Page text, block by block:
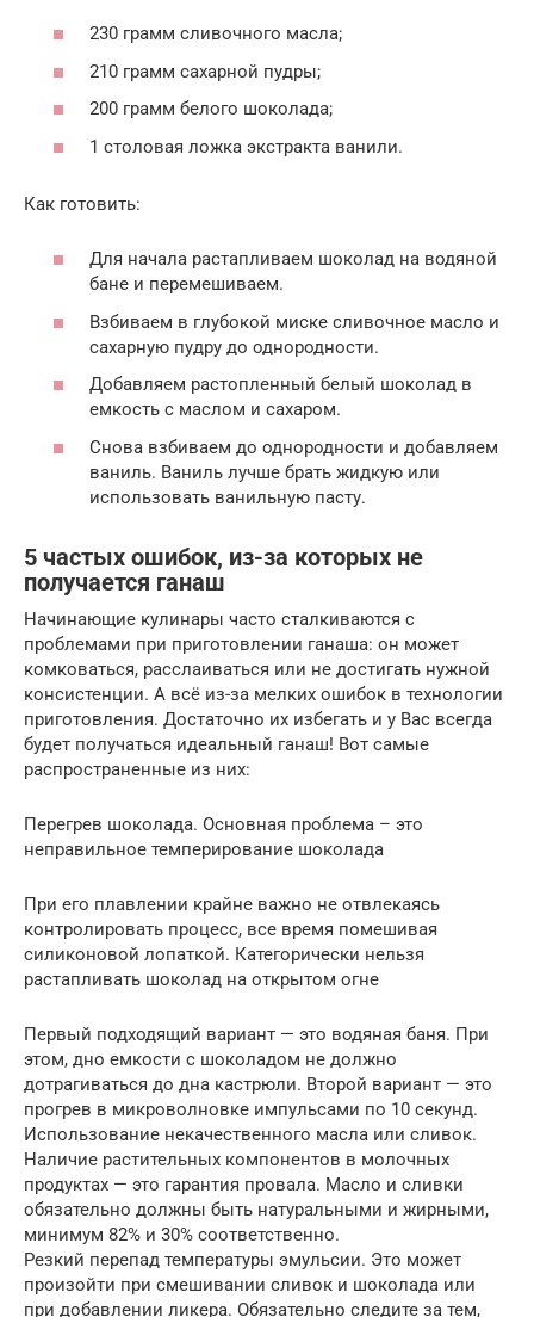
230 грамм сливочного масла;
210 грамм сахарной пудры;
200 грамм белого шоколада;
1 столовая ложка экстракта ванили.
Как готовить:
Для начала растапливаем шоколад на водяной
бане и перемешиваем.
Взбиваем в глубокой миске сливочное масло и
сахарную пудру до однородности.
Добавляем растопленный белый шоколад в
емкость с маслом и сахаром.
Снова взбиваем до однородности и добавляем
ваниль. Ваниль лучше брать жидкую или
использовать ванильную пасту.
5 частых ошибок, из-за которых не
получается ганаш
Начинающие кулинары часто сталкиваются с
проблемами при приготовлении ганаша: он может
комковаться, расслаиваться или не достигать нужной
консистенции. А всё из-за мелких ошибок в технологии
приготовления. Достаточно их избегать и у Вас всегда
будет получаться идеальный ганаш! Вот самые
распространенные из них:
Перегрев шоколада. Основная проблема – это
неправильное темперирование шоколада
При его плавлении крайне важно не отвлекаясь
контролировать процесс, все время помешивая
силиконовой лопаткой. Категорически нельзя
растапливать шоколад на открытом огне
Первый подходящий вариант — это водяная баня. При
этом, дно емкости с шоколадом не должно
дотрагиваться до дна кастрюли. Второй вариант — это
прогрев в микроволновке импульсами по 10 секунд.
Использование некачественного масла или сливок.
Наличие растительных компонентов в молочных
продуктах — это гарантия провала. Масло и сливки
обязательно должны быть натуральными и жирными,
минимум 82% и 30% соответственно.
Резкий перепад температуры эмульсии. Это может
произойти при смешивании сливок и шоколада или
при добавлении ликера. Обязательно следите за тем,